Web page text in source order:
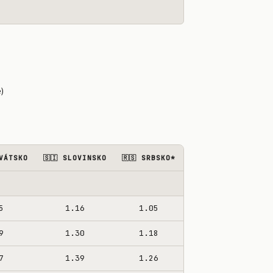
🇸🇮 SLOVINSKO 🇷🇸 SRBSKO*
1.16 1.05
1.30 1.18
1.39 1.26